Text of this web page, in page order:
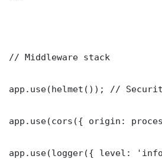
// Middleware stack
app.use(helmet()); //
app.use(cors({ origin:
app.use(logger({ level: